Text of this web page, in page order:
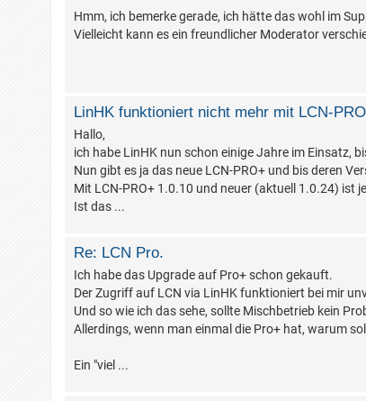
Hmm, ich bemerke gerade, ich hätte das wohl im
Vielleicht kann es ein freundlicher Moderator
LinHK funktioniert nicht mehr mit LCN-
Hallo,
ich habe LinHK nun schon einige Jahre im Einsatz,
Nun gibt es ja das neue LCN-PRO+ und bis deren
Mit LCN-PRO+ 1.0.10 und neuer (aktuell 1.0.24) ist
Ist das ...
Re: LCN Pro.
Ich habe das Upgrade auf Pro+ schon gekauft.
Der Zugriff auf LCN via LinHK funktioniert bei mir
Und so wie ich das sehe, sollte Mischbetrieb kein
Allerdings, wenn man einmal die Pro+ hat, warum
Ein "viel ...